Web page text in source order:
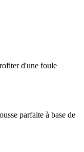
d'une foule